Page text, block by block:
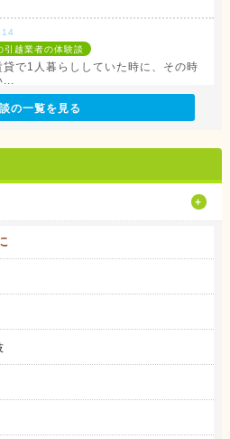
引越業者の体験談
貸で1人暮らししていた時に、その時
続きを見る
...
続きを見る
越センターの体験談
での引越しだったこともあり、費用は
越センターの体験談
事の関係で人事異動があり、同じ県内
の一覧を見る